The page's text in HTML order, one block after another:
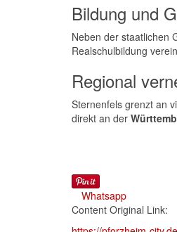
Bildung und
Neben der staatlichen
Realschulbildung
Regional
Sternenfels grenzt an
direkt an der
Whatsapp
Content Original Link: